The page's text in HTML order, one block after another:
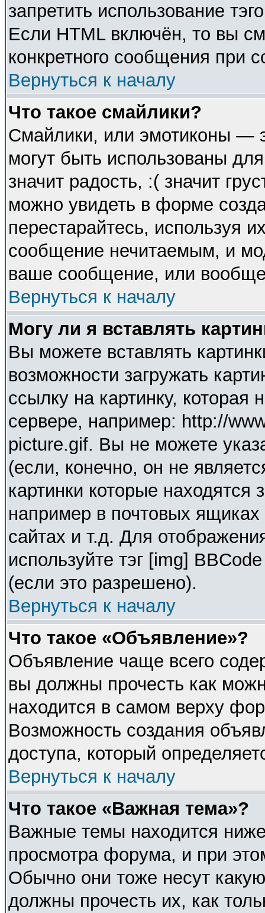
запретить использование
Если HTML включён, то вы
конкретного сообщения при
Вернуться к началу
Что такое смайлики?
Смайлики, или эмотиконы —
могут быть использованы
значит радость, :( значит
можно увидеть в форме
перестарайтесь, используя
сообщение нечитаемым, и
ваше сообщение, или вообще
Вернуться к началу
Могу ли я вставлять
Вы можете вставлять
возможности загружать
ссылку на картинку,
сервере, например: http://
picture.gif. Вы не можете
(если, конечно, он не
картинки которые
например в почтовых
сайтах и т.д. Для
используйте тэг [img]
(если это разрешено).
Вернуться к началу
Что такое «Объявление»?
Объявление чаще всего
вы должны прочесть как
находится в самом верху
Возможность создания
доступа, который
Вернуться к началу
Что такое «Важная тема»?
Важные темы находится
просмотра форума, и при
Обычно они тоже несут
должны прочесть их, как